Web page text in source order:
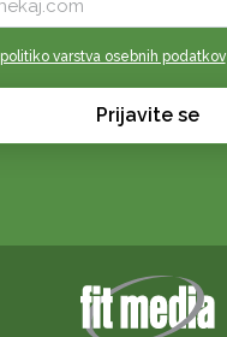
vaš
e-
Sprejmi
*
politiko varstva osebnih podatkov
Prijavite se